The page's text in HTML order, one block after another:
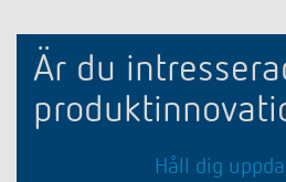
Är du
Håll dig